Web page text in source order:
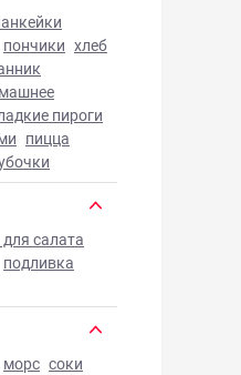
пончики хлеб
пироги
пицца
салата
подливка
морс соки